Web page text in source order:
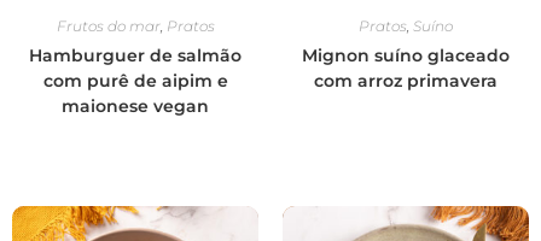
Frutos do mar, Pratos
Hamburguer de salmão
com purê de aipim e
maionese vegan
Pratos Suíno
Mignon suíno glaceado
com arroz primavera